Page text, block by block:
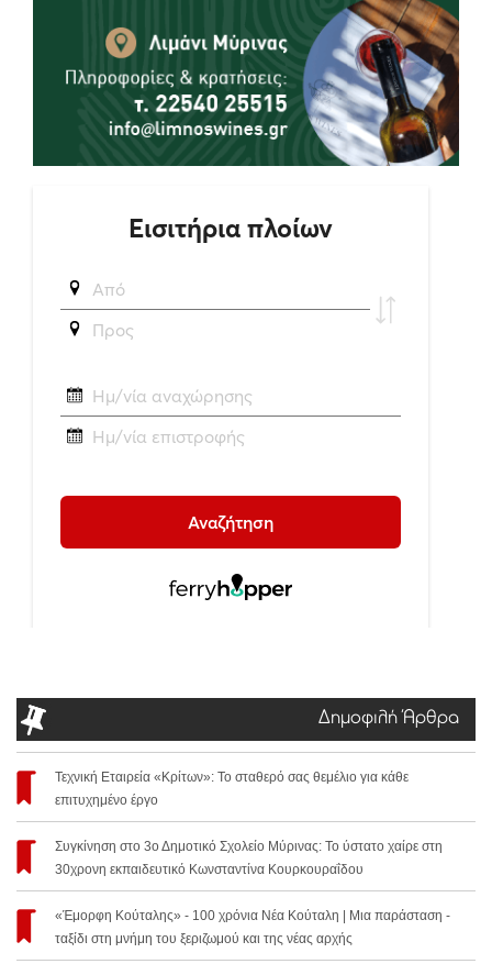
Δημοφιλή Άρθρα
Τεχνική Εταιρεία «Κρίτων»: Το σταθερό σας θεμέλιο για κάθε
επιτυχημένο έργο
Συγκίνηση στο 3ο Δημοτικό Σχολείο Μύρινας: Το ύστατο χαίρε στη
30χρονη εκπαιδευτικό Κωνσταντίνα Κουρκουραΐδου
«Έμορφη Κούταλης» - 100 χρόνια Νέα Κούταλη | Μια παράσταση -
ταξίδι στη μνήμη του ξεριζωμού και της νέας αρχής